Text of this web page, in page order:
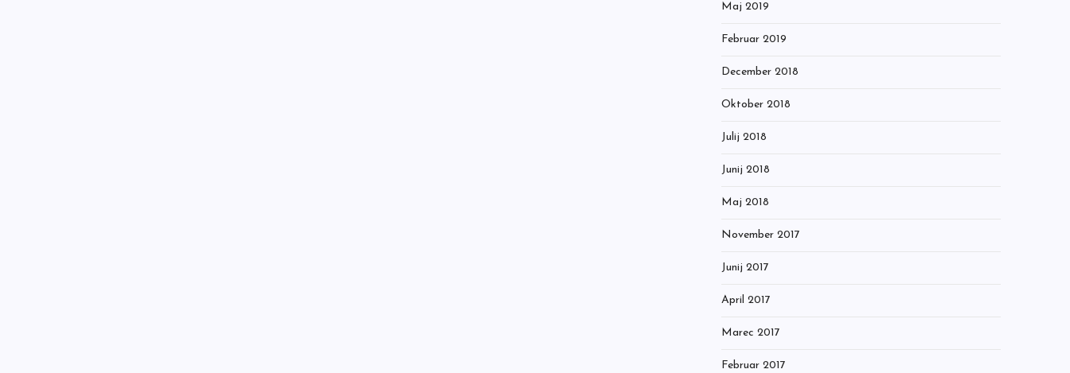
Maj 2019
Februar 2019
December 2018
Oktober 2018
Julij 2018
Junij 2018
Maj 2018
November 2017
Junij 2017
April 2017
Marec 2017
Februar 2017